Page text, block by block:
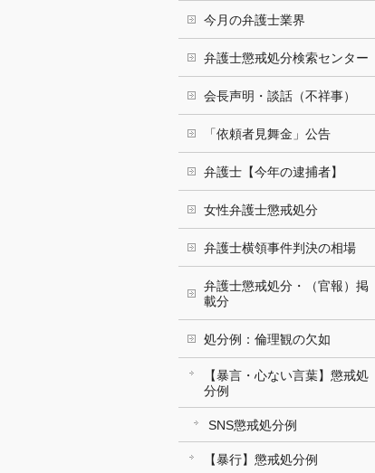
今月の弁護士業界
弁護士懲戒処分検索センター
会長声明・談話（不祥事）
「依頼者見舞金」公告
弁護士【今年の逮捕者】
女性弁護士懲戒処分
弁護士横領事件判決の相場
弁護士懲戒処分・（官報）掲
載分
処分例：倫理観の欠如
【暴言・心ない言葉】懲戒処
分例
SNS懲戒処分例
【暴行】懲戒処分例